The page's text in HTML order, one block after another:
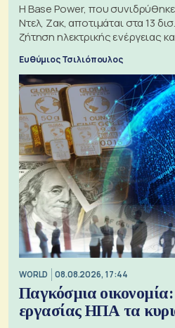
Η Base Power, που
Ντελ, Ζακ, αποτιμάται στα 13
ζήτηση ηλεκτρικής ενέργειας
Ευθύμιος Τσιλιόπουλος
WORLD 08.08.2026, 17:44
Παγκόσμια οικονομία:
εργασίας ΗΠΑ τα